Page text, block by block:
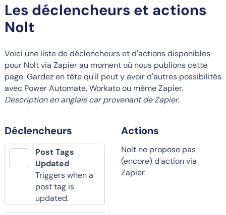
Les déclencheurs et actions
Nolt
Voici une liste de déclencheurs et d'actions disponibles
pour Nolt via Zapier au moment où nous publions cette
page. Gardez en tête qu'il peut y avoir d'autres possibilités
avec Power Automate, Workato ou même Zapier.
Description en anglais car provenant de Zapier.
Déclencheurs
Post Tags
Updated
Triggers when a
post tag is
updated.
Actions
Nolt ne propose pas
(encore) d'action via
Zapier.